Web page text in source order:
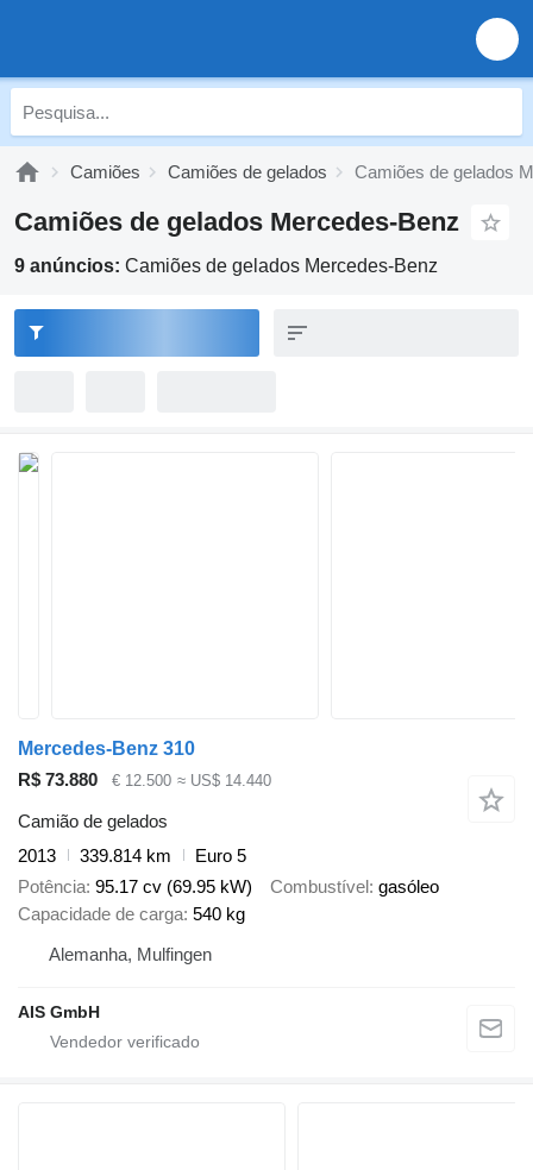
Camiões Camiões de gelados Camiões de gelados
Camiões de gelados Mercedes-Benz
9 anúncios: Camiões de gelados Mercedes-Benz
Mercedes-Benz 310
R$ 73.880
€ 12.500 ≈ US$ 14.440
Camião de gelados
2013
339.814 km
Euro 5
Potência 95.17 cv (69.95 kW) Combustível gasóleo
Capacidade de carga 540 kg
Alemanha, Mulfingen
AIS GmbH